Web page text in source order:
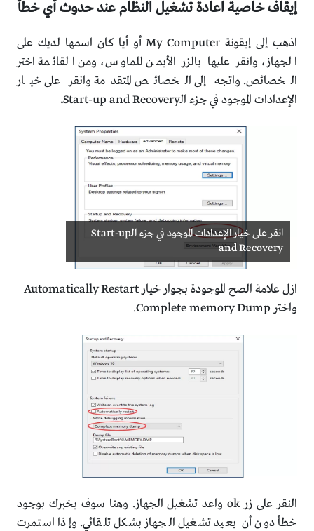
إيقاف خاصية اعادة تشغيل النظام عند حدوث أي خطأ
اذهب إلى إيقونة My Computer أو أيا كان اسمها لديك على
الجهاز، وانقر عليها بالزر الأيمن للماوس، ومن القائمة اختر
الخصائص. واتجه إلى الخصائص المتقدمة وانقر على خيار
الإعدادات الموجود في جزء الـStart-up and Recovery
.
انقر على خيار الإعدادات الموجود في جزء الـStart-up
and Recovery
ازل علامة الصح الموجودة بجوار خيار Automatically Restart
واختر Complete memory Dump.
النقر على زر ok واعد تشغيل الجهاز. وهنا سوف يخبرك بوجود
خطأ دون أن يعيد تشغيل الجهاز بشكل تلقائي. وإذا استمرت